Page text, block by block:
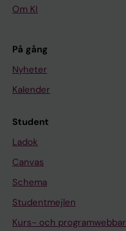
Om KI
På gång
Nyheter
Kalender
Student
Ladok
Canvas
Schema
Studentmejlen
Kurs- och programwebbar